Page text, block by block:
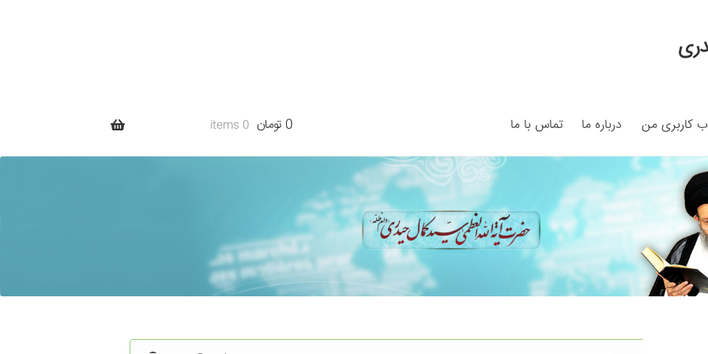
کاربری من درباره ما تماس با ما
My
Search Results
Shop برگه نمونه برگه نمونه بلاگ پرداخت
سبد خرید قوانین و مقررات
0 تومان 0 items